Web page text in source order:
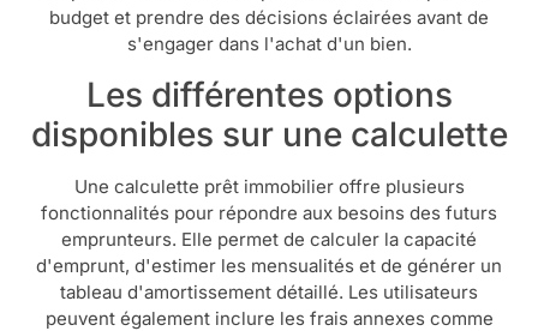
budget et prendre des décisions éclairées avant de
s'engager dans l'achat d'un bien.
Les différentes options
disponibles sur une calculette
Une calculette prêt immobilier offre plusieurs
fonctionnalités pour répondre aux besoins des futurs
emprunteurs. Elle permet de calculer la capacité
d'emprunt, d'estimer les mensualités et de générer un
tableau d'amortissement détaillé. Les utilisateurs
peuvent également inclure les frais annexes comme